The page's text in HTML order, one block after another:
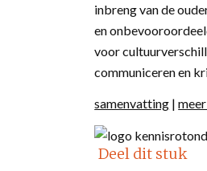
inbreng van de
en
voor
communiceren en
samenvatting |
Deel dit stuk